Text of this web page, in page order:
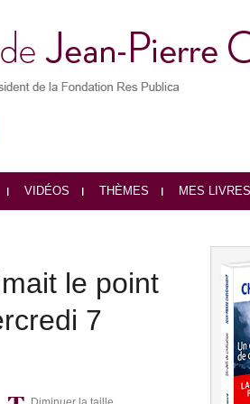
VIDÉOS THÈMES MES LIVRES
le point
7